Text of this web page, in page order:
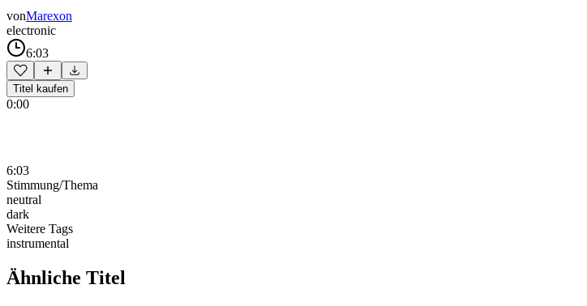
vonMarexon
electronic
6:03
Titel kaufen
0:00
6:03
Stimmung/Thema
neutral
dark
Weitere Tags
instrumental
Ähnliche Titel